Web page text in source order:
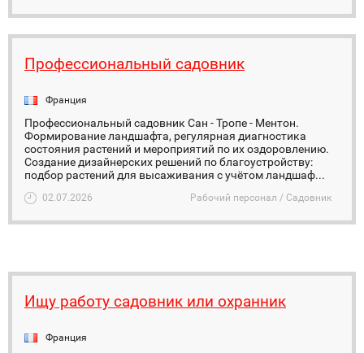
Профессиональный садовник
Франция
Профессиональный садовник Сан - Тропе - Ментон.
Формирование ландшафта, регулярная диагностика
состояния растений и мероприятий по их оздоровлению.
Создание дизайнерских решений по благоустройству:
подбор растений для высаживания с учётом ландшаф...
02.07.2026 Рабочий персонал / Садовник
Ищу работу садовник или охранник
Франция